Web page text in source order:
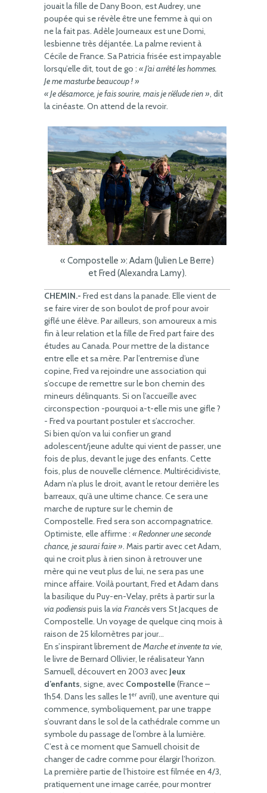
jouait la fille de Dany Boon, est Audrey, une
poupée qui se révèle être une femme à qui on
ne la fait pas. Adèle Journeaux est une Domi,
lesbienne très déjantée. La palme revient à
Cécile de France. Sa Patricia frisée est impayable
lorsqu’elle dit, tout de go : « J’ai arrêté les hommes.
Je me masturbe beaucoup ! »
« Je désamorce, je fais sourire, mais je n’élude rien », dit
la cinéaste. On attend de la revoir.
« Compostelle »: Adam (Julien Le Berre)
et Fred (Alexandra Lamy).
CHEMIN.- Fred est dans la panade. Elle vient de
se faire virer de son boulot de prof pour avoir
giflé une élève. Par ailleurs, son amoureux a mis
fin à leur relation et la fille de Fred part faire des
études au Canada. Pour mettre de la distance
entre elle et sa mère. Par l’entremise d’une
copine, Fred va rejoindre une association qui
s’occupe de remettre sur le bon chemin des
mineurs délinquants. Si on l’accueille avec
circonspection -pourquoi a-t-elle mis une gifle ?
- Fred va pourtant postuler et s’accrocher.
Si bien qu’on va lui confier un grand
adolescent/jeune adulte qui vient de passer, une
fois de plus, devant le juge des enfants. Cette
fois, plus de nouvelle clémence. Multirécidiviste,
Adam n’a plus le droit, avant le retour derrière les
barreaux, qu’à une ultime chance. Ce sera une
marche de rupture sur le chemin de
Compostelle. Fred sera son accompagnatrice.
Optimiste, elle affirme : « Redonner une seconde
chance, je saurai faire ». Mais partir avec cet Adam,
qui ne croit plus à rien sinon à retrouver une
mère qui ne veut plus de lui, ne sera pas une
mince affaire. Voilà pourtant, Fred et Adam dans
la basilique du Puy-en-Velay, prêts à partir sur la
via podiensispuis lavia Francèsvers St Jacques de
Compostelle. Un voyage de quelque cinq mois à
raison de 25 kilomètres par jour…
En s’inspirant librement deMarche et invente ta vie,
le livre de Bernard Ollivier, le réalisateur Yann
Samuell, découvert en 2003 avec Jeux
d’enfants, signe, avec Compostelle(France –
1h54. Dans les salles le 1er avril), une aventure qui
commence, symboliquement, par une trappe
s’ouvrant dans le sol de la cathédrale comme un
symbole du passage de l’ombre à la lumière.
C’est à ce moment que Samuell choisit de
changer de cadre comme pour élargir l’horizon.
La première partie de l’histoire est filmée en 4/3,
pratiquement une image carrée, pour montrer